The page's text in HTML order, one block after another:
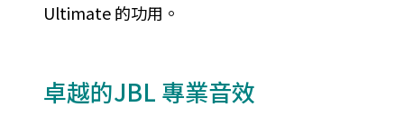
Ultimate 的功用。
卓越的JBL 專業音效